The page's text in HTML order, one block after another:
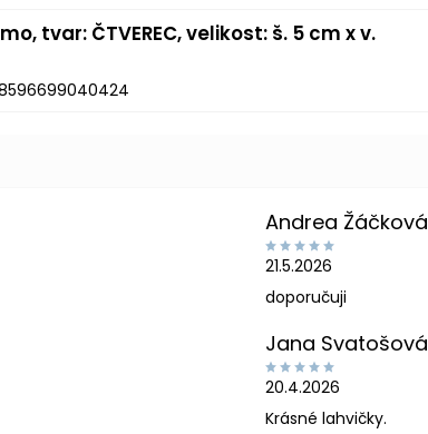
tvar: ČTVEREC, velikost: š. 5 cm x v.
Andrea Žáčková
21.5.2026
doporučuji
Jana Svatošová
20.4.2026
Krásné lahvičky.